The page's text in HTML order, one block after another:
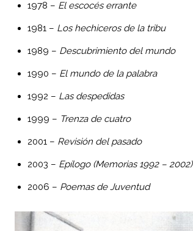
1978 – El escocés errante
1981 – Los hechiceros de la tribu
1989 – Descubrimiento del mundo
1990 – El mundo de la palabra
1992 – Las despedidas
1999 – Trenza de cuatro
2001 – Revisión del pasado
2003 – Epílogo (Memorias 1992 – 2002)
2006 – Poemas de Juventud